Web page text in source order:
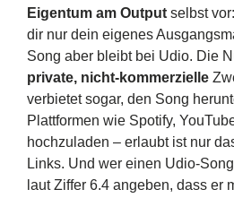
Eigentum am Output selbst
dir nur dein eigenes
Song aber bleibt bei Udio. Die
private, nicht-kommerzielle
verbietet sogar, den Song
Plattformen wie Spotify,
hochzuladen – erlaubt ist nur
Links. Und wer einen Udio-
laut Ziffer 6.4 angeben, dass er